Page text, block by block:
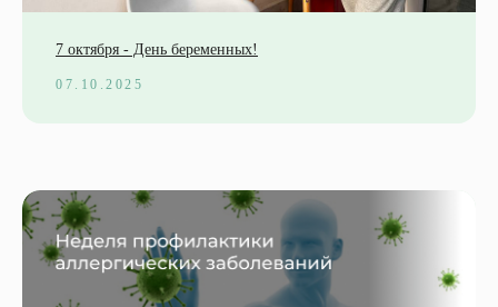
7 октября - День беременных!
07.10.2025